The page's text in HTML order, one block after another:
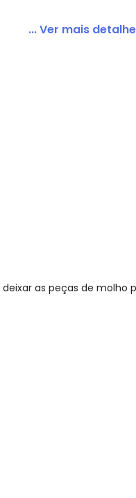
... Ver mais
as peças de molho